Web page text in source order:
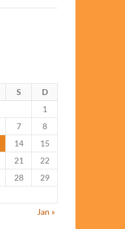
S
D
1
7
8
14
15
21
22
28
29
Jan »